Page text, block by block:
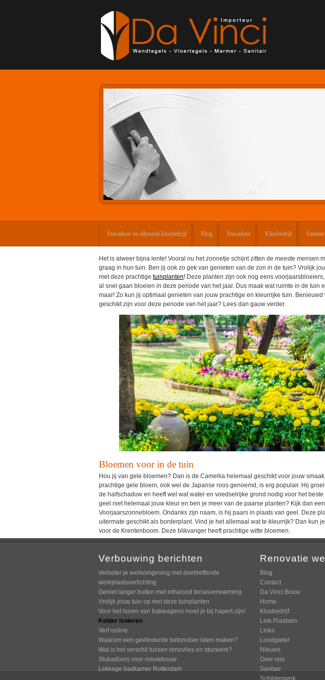
Stucadoor en allround klusbedrijf Blog Stucadoor Klusbedrijf Sanitair
Het is alweer bijna lente! Vooral nu het zonnetje schijnt zitten de meeste mensen
graag in hun tuin. Ben jij ook zo gek van genieten van de zon in de tuin? Vrolijk
met deze prachtige tuinplanten! Deze planten zijn ook nog eens
al snel gaan bloeien in deze periode van het jaar. Dus maak wat ruimte in de tuin
maar! Zo kun jij optimaal genieten van jouw prachtige en kleurrijke tuin. Benieuwd
geschikt zijn voor deze periode van het jaar? Lees dan gauw verder.
Bloemen voor in de tuin
Hou jij van gele bloemen? Dan is de Camellia helemaal geschikt voor jouw
prachtige gele bloem, ook wel de Japanse roos genoemd, is erg populair. Hij
de halfschaduw en heeft wel wat water en voedselrijke grond nodig voor het beste
geel niet helemaal jouw kleur en ben je meer van de paarse planten? Kijk dan
Voorjaarszonnebloem. Ondanks zijn naam, is hij paars in plaats van geel. Deze
uitermate geschikt als borderplant. Vind je het allemaal wat te kleurrijk? Dan kun
voor de Krentenboom. Deze blikvanger heeft prachtige witte bloemen.
Verbouwing berichten
Verbeter je werkomgeving met doeltreffende
werkplaatsverlichting
Geniet langer buiten met infrarood terrasverwarming
Vrolijk jouw tuin op met deze tuinplanten
Voor het huren van bakwagens moet je bij hapert zijn!
Kelder isoleren
Verf online
Waarom een gevlinderde betonvloer laten maken?
Wat is het verschil tussen renovlies en stucwerk?
Stukadoors voor nieuwbouw
Lekkage badkamer Rotterdam
Renovatie
Blog
Contact
Da Vinci Bouw
Home
Klusbedrijf
Link Plaatsen
Links
Loodgieter
Nieuws
Over ons
Sanitair
Schilderwerk